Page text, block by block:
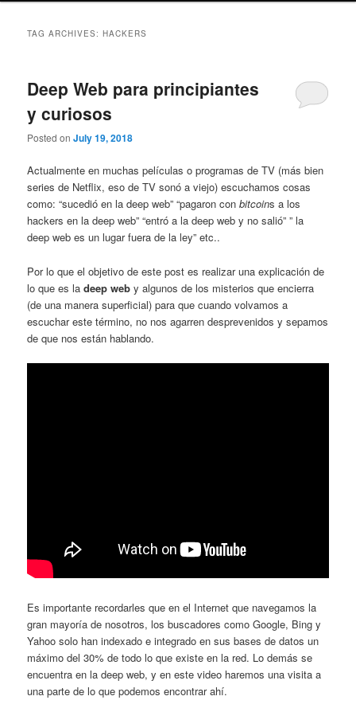
TAG ARCHIVES:HACKERS
Deep Web para principiantes
y curiosos
Posted onJuly 19, 2018
Actualmente en muchas películas o programas de TV (más bien
series de Netflix, eso de TV sonó a viejo) escuchamos cosas
como: “sucedió en la deep web” “pagaron conbitcoins a los
hackers en la deep web” “entró a la deep web y no salió” ” la
deep web es un lugar fuera de la ley” etc..
Por lo que el objetivo de este post es realizar una explicación de
lo que es ladeep web y algunos de los misterios que encierra
(de una manera superficial) para que cuando volvamos a
escuchar este término, no nos agarren desprevenidos y sepamos
de que nos están hablando.
Es importante recordarles que en el Internet que navegamos la
gran mayoría de nosotros, los buscadores como Google, Bing y
Yahoo solo han indexado e integrado en sus bases de datos un
máximo del 30% de todo lo que existe en la red. Lo demás se
encuentra en la deep web, y en este video haremos una visita a
una parte de lo que podemos encontrar ahí.